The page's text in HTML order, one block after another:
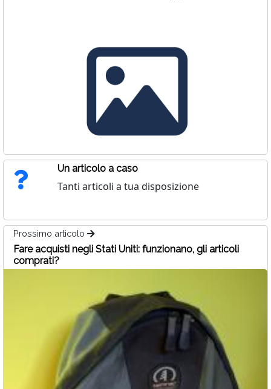
Un articolo a caso
Tanti articoli a tua disposizione
Prossimo articolo
Fare acquisti negli Stati Uniti: funzionano, gli articoli
comprati?